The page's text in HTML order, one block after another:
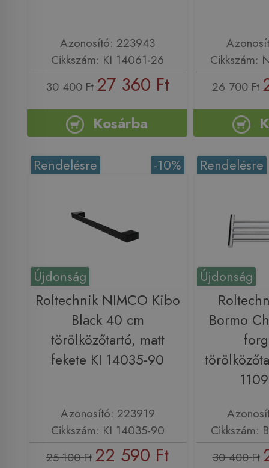
Azonosító: 223943
Cikkszám: KI 14061-26
30 400 Ft 27 360 Ft
Kosárba
Cikkszám:
26 700 Ft
Újdonság
-10%
Rendelésre
Roltechnik NIMCO Kibo
Black 40 cm
törölközőtartó, matt
fekete KI 14035-90
Azonosító: 223919
Cikkszám: KI 14035-90
25 100 Ft 22 590 Ft
Újdonság
Rendelésre
Bormo
Cikkszám:
30 400 Ft